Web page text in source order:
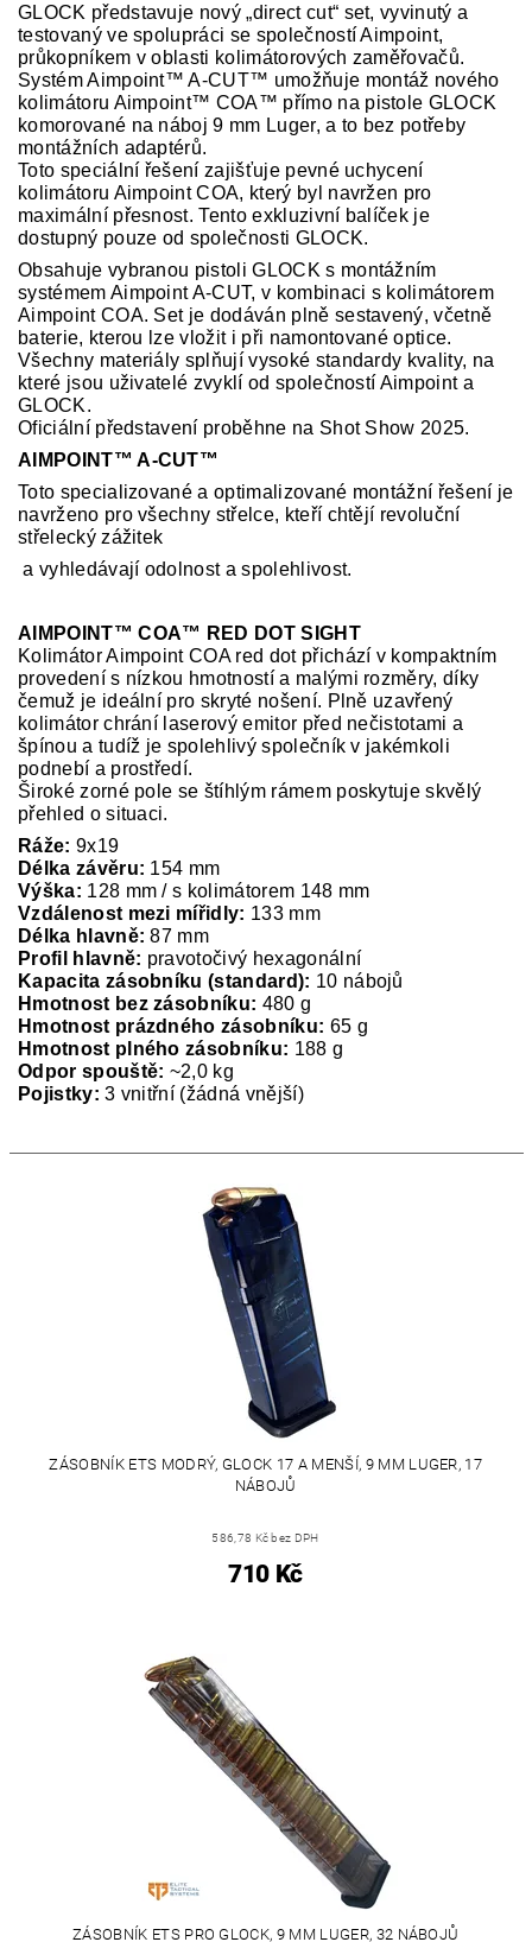
GLOCK představuje nový „direct cut“ set, vyvinutý a
testovaný ve spolupráci se společností Aimpoint,
průkopníkem v oblasti kolimátorových zaměřovačů.
Systém Aimpoint™ A-CUT™ umožňuje montáž nového
kolimátoru Aimpoint™ COA™ přímo na pistole GLOCK
komorované na náboj 9 mm Luger, a to bez potřeby
montážních adaptérů.
Toto speciální řešení zajišťuje pevné uchycení
kolimátoru Aimpoint COA, který byl navržen pro
maximální přesnost. Tento exkluzivní balíček je
dostupný pouze od společnosti GLOCK.
Obsahuje vybranou pistoli GLOCK s montážním
systémem Aimpoint A-CUT, v kombinaci s kolimátorem
Aimpoint COA. Set je dodáván plně sestavený, včetně
baterie, kterou lze vložit i při namontované optice.
Všechny materiály splňují vysoké standardy kvality, na
které jsou uživatelé zvyklí od společností Aimpoint a
GLOCK.
Oficiální představení proběhne na Shot Show 2025.
AIMPOINT™️ A-CUT™️
Toto specializované a optimalizované montážní řešení je
navrženo pro všechny střelce, kteří chtějí revoluční
střelecký zážitek
a vyhledávají odolnost a spolehlivost.
AIMPOINT™️ COA™️ RED DOT SIGHT
Kolimátor Aimpoint COA red dot přichází v kompaktním
provedení s nízkou hmotností a malými rozměry, díky
čemuž je ideální pro skryté nošení. Plně uzavřený
kolimátor chrání laserový emitor před nečistotami a
špínou a tudíž je spolehlivý společník v jakémkoli
podnebí a prostředí.
Široké zorné pole se štíhlým rámem poskytuje skvělý
přehled o situaci.
Ráže: 9x19
Délka závěru: 154 mm
Výška: 128 mm / s kolimátorem 148 mm
Vzdálenost mezi mířidly: 133 mm
Délka hlavně:87 mm
Profil hlavně: pravotočivý hexagonální
Kapacita zásobníku (standard): 10 nábojů
Hmotnost bez zásobníku: 480 g
Hmotnost prázdného zásobníku: 65 g
Hmotnost plného zásobníku: 188 g
Odpor spouště: ~2,0 kg
Pojistky:3 vnitřní (žádná vnější)
ZÁSOBNÍK ETS MODRÝ, GLOCK 17 A MENŠÍ, 9 MM LUGER, 17
NÁBOJŮ
586,78 Kč bez DPH
710 Kč
ZÁSOBNÍK ETS PRO GLOCK, 9 MM LUGER, 32 NÁBOJŮ